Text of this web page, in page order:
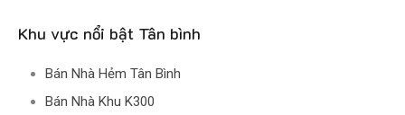
Khu vực nổi bật Tân bình
Bán Nhà Hẻm Tân Bình
Bán Nhà Khu K300